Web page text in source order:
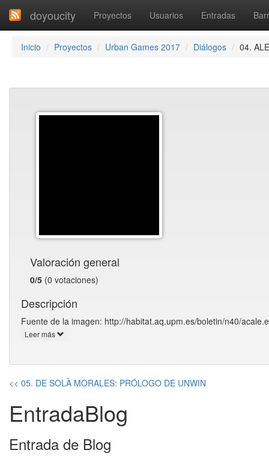
doyoucity Proyectos Usuarios Entradas
Inicio Proyectos Urban Games 2017 Diálogos 04.
Valoración general
0/5 (0 votaciones)
Descripción
Fuente de la imagen: http://habitat.aq.upm.es/boletin/n40/
Leer más
<< 05. DE SOLÀ MORALES: PRÓLOGO DE UNWIN
EntradaBlog
Entrada de Blog